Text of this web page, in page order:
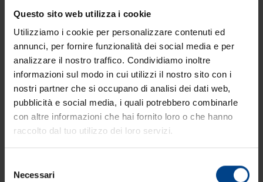
Questo sito web utilizza i cookie
Utilizziamo i cookie per personalizzare contenuti ed
annunci, per fornire funzionalità dei social media e per
analizzare il nostro traffico. Condividiamo inoltre
informazioni sul modo in cui utilizzi il nostro sito con i
nostri partner che si occupano di analisi dei dati web,
pubblicità e social media, i quali potrebbero combinarle
con altre informazioni che hai fornito loro o che hanno
raccolto dal tuo utilizzo dei loro servizi.
delNecessari
L’ultima trovata di KOCH!
Continua la dinamicità dell’Azienda Koch nel
cercare sempre nuovi prodotti per soddisfare le
esigenze dei clienti. Tra le numerose variazioni di
Gnocchi KOCH, come quelli ai cereali, alla Romana,
patate.